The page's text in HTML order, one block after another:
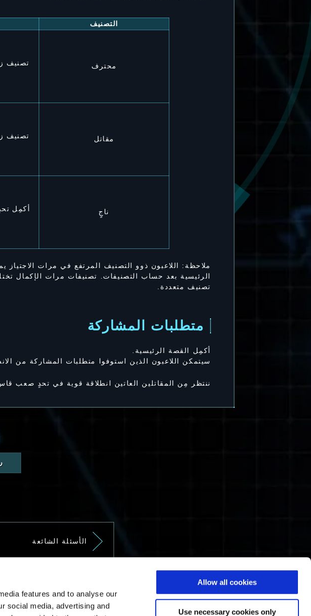
features and to analyse our
social media, advertising and
Allow all cookies
Use necessary cookies only
التصنيف
محترف
تصنيف
مقاتل
تصنيف
ناجٍ
أكمِل
ملاحظة: اللاعبون ذوو التصنيف المرتفع في مرات
الرئيسية بعد حساب التصنيفات. تصنيفات مرات الإكمال
تصنيف متعددة.
متطلبات المشاركة
أكمِل القصة الرئيسية.
سيتمكن اللاعبون الذين استوفوا متطلبات المشاركة من
ننتظر مِن المقاتلين العاتين انطلاقة قوية في تحدٍ صعب
الأسئلة الشائعة